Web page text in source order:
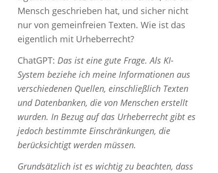
Mensch geschrieben hat, und sicher nicht
nur von gemeinfreien Texten. Wie ist das
eigentlich mit Urheberrecht?
ChatGPT: Das ist eine gute Frage. Als KI-
System beziehe ich meine Informationen aus
verschiedenen Quellen, einschließlich Texten
und Datenbanken, die von Menschen erstellt
wurden. In Bezug auf das Urheberrecht gibt es
jedoch bestimmte Einschränkungen, die
berücksichtigt werden müssen.
Grundsätzlich ist es wichtig zu beachten, dass